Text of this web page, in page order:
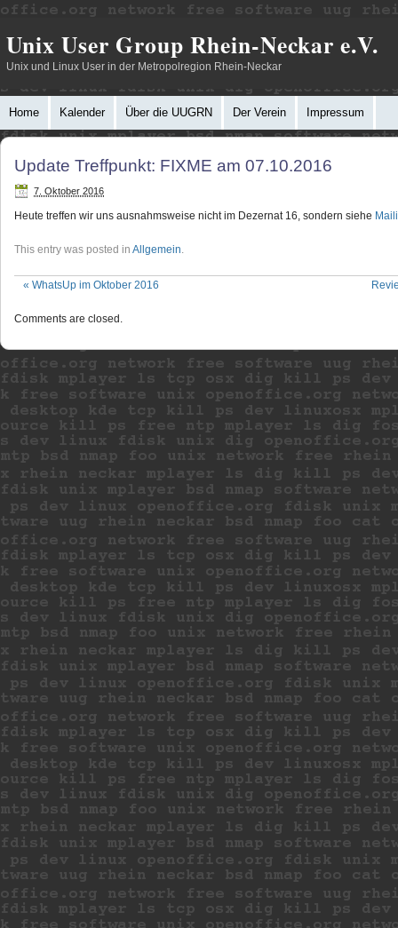
Unix User Group Rhein-Neckar e.V.
Unix und Linux User in der Metropolregion Rhein-Neckar
Home Kalender Über die UUGRN Der Verein Impressum
Update Treffpunkt: FIXME am 07.10.2016
7. Oktober 2016
Heute treffen wir uns ausnahmsweise nicht im Dezernat 16, sondern siehe
This entry was posted in Allgemein
« WhatsUp im Oktober 2016
Comments are closed.